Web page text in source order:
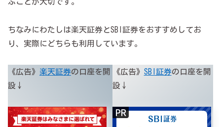
ぶことが大切です。
ちなみにわたしは楽天証券とSBI証券をおすすめしてお
り、実際にどちらも利用しています。
《広告》 楽天証券の口座を開
設↓
《広告》 SBI証券の口座を開
設↓